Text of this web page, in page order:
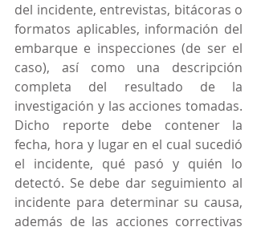
del incidente, entrevistas, bitácoras o
formatos aplicables, información del
embarque e inspecciones (de ser el
caso), así como una descripción
completa del resultado de la
investigación y las acciones tomadas.
Dicho reporte debe contener la
fecha, hora y lugar en el cual sucedió
el incidente, qué pasó y quién lo
detectó. Se debe dar seguimiento al
incidente para determinar su causa,
además de las acciones correctivas